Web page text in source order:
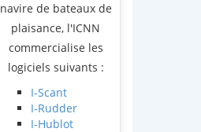
navire de bateaux de
plaisance, l'ICNN
commercialise les
logiciels suivants :
I-Scant
I-Rudder
I-Hublot